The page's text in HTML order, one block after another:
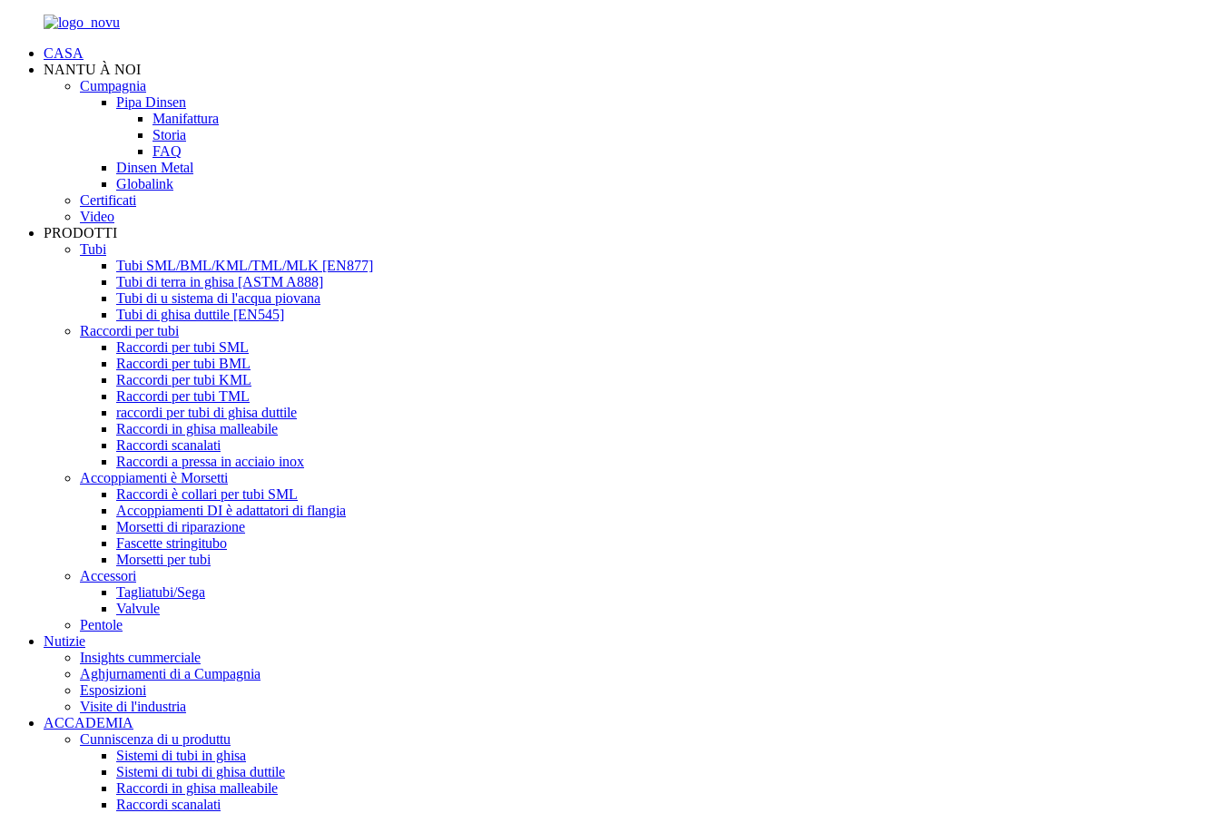
CASA
NANTU À NOI
Cumpagnia
Pipa Dinsen
Manifattura
Storia
FAQ
Dinsen Metal
Globalink
Certificati
Video
PRODOTTI
Tubi
Tubi SML/BML/KML/TML/MLK [EN877]
Tubi di terra in ghisa [ASTM A888]
Tubi di u sistema di l'acqua piovana
Tubi di ghisa duttile [EN545]
Raccordi per tubi
Raccordi per tubi SML
Raccordi per tubi BML
Raccordi per tubi KML
Raccordi per tubi TML
raccordi per tubi di ghisa duttile
Raccordi in ghisa malleabile
Raccordi scanalati
Raccordi a pressa in acciaio inox
Accoppiamenti è Morsetti
Raccordi è collari per tubi SML
Accoppiamenti DI è adattatori di flangia
Morsetti di riparazione
Fascette stringitubo
Morsetti per tubi
Accessori
Tagliatubi/Sega
Valvule
Pentole
Nutizie
Insights cummerciale
Aghjurnamenti di a Cumpagnia
Esposizioni
Visite di l'industria
ACCADEMIA
Cunniscenza di u produttu
Sistemi di tubi in ghisa
Sistemi di tubi di ghisa duttile
Raccordi in ghisa malleabile
Raccordi scanalati